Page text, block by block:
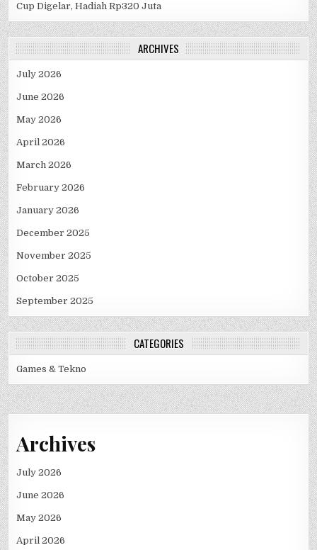
Cup Digelar, Hadiah Rp320 Juta
ARCHIVES
July 2026
June 2026
May 2026
April 2026
March 2026
February 2026
January 2026
December 2025
November 2025
October 2025
September 2025
CATEGORIES
Games & Tekno
Archives
July 2026
June 2026
May 2026
April 2026